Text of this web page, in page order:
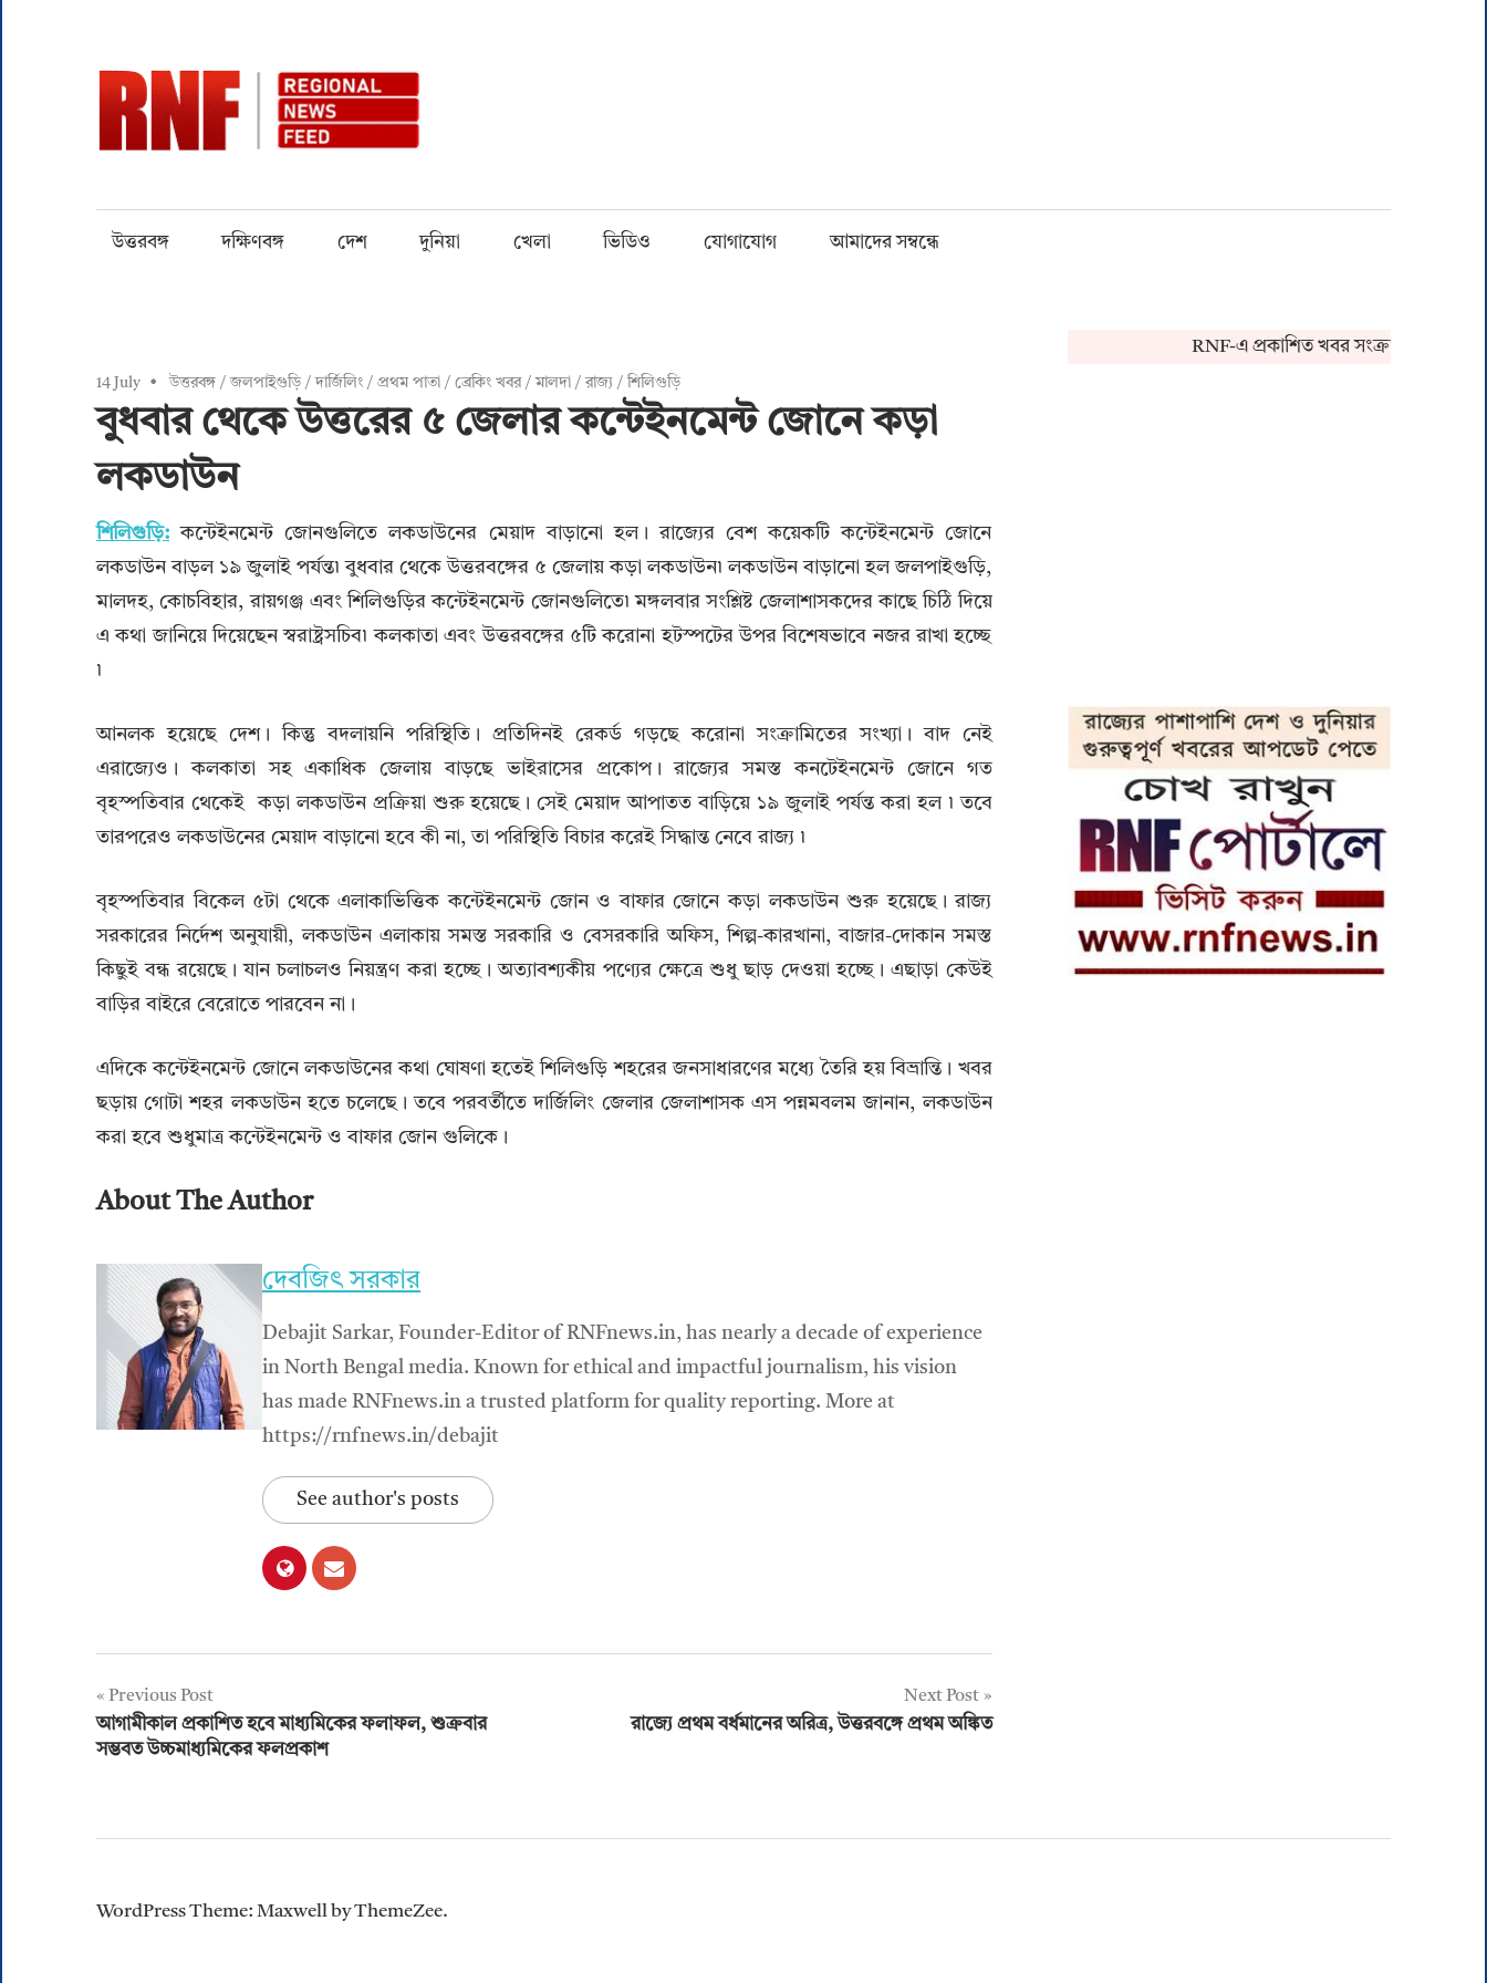
content
Quantity
উত্তরবঙ্গ দক্ষিণবঙ্গ দেশ দুনিয়া খেলা ভিডিও যোগাযোগ আমাদের সম্বন্ধে
14 July উত্তরবঙ্গ /জলপাইগুড়ি /দার্জিলিং / প্রথম পাতা / ব্রেকিং খবর/মালদা /রাজ্য /শিলিগুড়ি
বুধবার থেকে উত্তরের ৫ জেলার কন্টেইনমেন্ট জোনে কড়া
লকডাউন
শিলিগুড়ি: কন্টেইনমেন্ট জোনগুলিতে লকডাউনের মেয়াদ বাড়ানো হল। রাজ্যের বেশ কয়েকটি কন্টেইনমেন্ট জোনে
লকডাউন বাড়ল ১৯ জুলাই পর্যন্ত৷ বুধবার থেকে উত্তরবঙ্গের ৫ জেলায় কড়া লকডাউন৷ লকডাউন বাড়ানো হল জলপাইগুড়ি,
মালদহ, কোচবিহার, রায়গঞ্জ এবং শিলিগুড়ির কন্টেইনমেন্ট জোনগুলিতে৷ মঙ্গলবার সংশ্লিষ্ট জেলাশাসকদের কাছে চিঠি দিয়ে
এ কথা জানিয়ে দিয়েছেন স্বরাষ্ট্রসচিব৷ কলকাতা এবং উত্তরবঙ্গের ৫টি করোনা হটস্পটের উপর বিশেষভাবে নজর রাখা হচ্ছে
৷
আনলক হয়েছে দেশ। কিন্তু বদলায়নি পরিস্থিতি। প্রতিদিনই রেকর্ড গড়ছে করোনা সংক্রামিতের সংখ্যা। বাদ নেই
এরাজ্যেও। কলকাতা সহ একাধিক জেলায় বাড়ছে ভাইরাসের প্রকোপ। রাজ্যের সমস্ত কনটেইনমেন্ট জোনে গত
বৃহস্পতিবার থেকেই কড়া লকডাউন প্রক্রিয়া শুরু হয়েছে। সেই মেয়াদ আপাতত বাড়িয়ে ১৯ জুলাই পর্যন্ত করা হল ৷ তবে
তারপরেও লকডাউনের মেয়াদ বাড়ানো হবে কী না, তা পরিস্থিতি বিচার করেই সিদ্ধান্ত নেবে রাজ্য ৷
বৃহস্পতিবার বিকেল ৫টা থেকে এলাকাভিত্তিক কন্টেইনমেন্ট জোন ও বাফার জোনে কড়া লকডাউন শুরু হয়েছে। রাজ্য
সরকারের নির্দেশ অনুযায়ী, লকডাউন এলাকায় সমস্ত সরকারি ও বেসরকারি অফিস, শিল্প-কারখানা, বাজার-দোকান সমস্ত
কিছুই বন্ধ রয়েছে। যান চলাচলও নিয়ন্ত্রণ করা হচ্ছে। অত্যাবশ্যকীয় পণ্যের ক্ষেত্রে শুধু ছাড় দেওয়া হচ্ছে। এছাড়া কেউই
বাড়ির বাইরে বেরোতে পারবেন না।
এদিকে কন্টেইনমেন্ট জোনে লকডাউনের কথা ঘোষণা হতেই শিলিগুড়ি শহরের জনসাধারণের মধ্যে তৈরি হয় বিভ্রান্তি। খবর
ছড়ায় গোটা শহর লকডাউন হতে চলেছে। তবে পরবর্তীতে দার্জিলিং জেলার জেলাশাসক এস পন্নমবলম জানান, লকডাউন
করা হবে শুধুমাত্র কন্টেইনমেন্ট ও বাফার জোন গুলিকে।
About The Author
দেবজিৎ সরকার
Debajit Sarkar, Founder-Editor of RNFnews.in, has nearly a decade of experience
in North Bengal media. Known for ethical and impactful journalism, his vision
has made RNFnews.in a trusted platform for quality reporting. More at
https://rnfnews.in/debajit
See author's posts
Post
navigation
Previous Post
আগামীকাল প্রকাশিত হবে মাধ্যমিকের ফলাফল, শুক্রবার
সম্ভবত উচ্চমাধ্যমিকের ফলপ্রকাশ
Next Post
রাজ্যে প্রথম বর্ধমানের অরিত্র, উত্তরবঙ্গে প্রথম অঙ্কিত
RNF-এ প্রকাশিত খবর সংক্রান্ত কোনও
WordPress Theme: Maxwell by ThemeZee.